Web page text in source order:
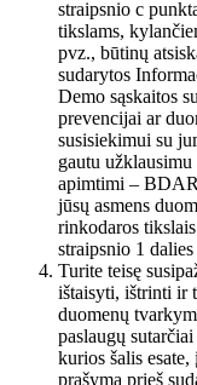
straipsnio c
tikslams,
pvz., būtinų
sudarytos
Demo sąskaitos
prevencijai ar
susisiekimui su
gautu
apimtimi –
jūsų asmens
rinkodaros
straipsnio 1
Turite teisę
ištaisyti, ištrinti ir
duomenų
paslaugų
kurios šalis
prašymą prieš